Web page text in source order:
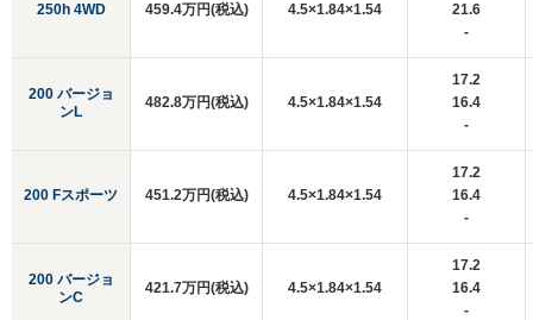
250h 4WD
200 バージョ
ンL
200 Fスポーツ
200 バージョ
ンC
459.4万円(税込) 4.5×1.84×1.54
21.6
-
482.8万円(税込) 4.5×1.84×1.54
17.2
16.4
-
451.2万円(税込) 4.5×1.84×1.54
17.2
16.4
-
421.7万円(税込) 4.5×1.84×1.54
17.2
16.4
-